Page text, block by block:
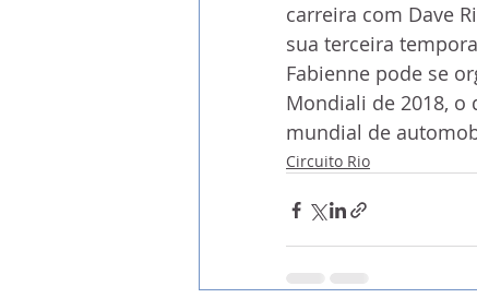
carreira com Dave
sua terceira
Fabienne pode se
Mondiali de 2018,
mundial de
Circuito Rio